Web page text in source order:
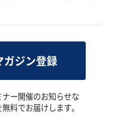
ガジン登録
ー開催のお知らせな
料でお届けします。